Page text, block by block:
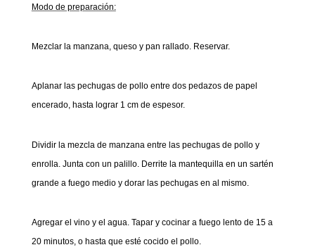
Modo de preparación:
Mezclar la manzana, queso y pan rallado. Reservar.
Aplanar las pechugas de pollo entre dos pedazos de papel
encerado, hasta lograr 1 cm de espesor.
Dividir la mezcla de manzana entre las pechugas de pollo y
enrolla. Junta con un palillo. Derrite la mantequilla en un sartén
grande a fuego medio y dorar las pechugas en al mismo.
Agregar el vino y el agua. Tapar y cocinar a fuego lento de 15 a
20 minutos, o hasta que esté cocido el pollo.